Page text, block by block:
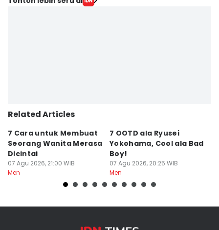
Related Articles
7 Cara untuk Membuat
Seorang Wanita Merasa
Dicintai
07 Agu 2026, 21:00 WIB
Men
7 OOTD ala Ryusei
Yokohama, Cool ala Bad
Boy!
07 Agu 2026, 20:25 WIB
Men